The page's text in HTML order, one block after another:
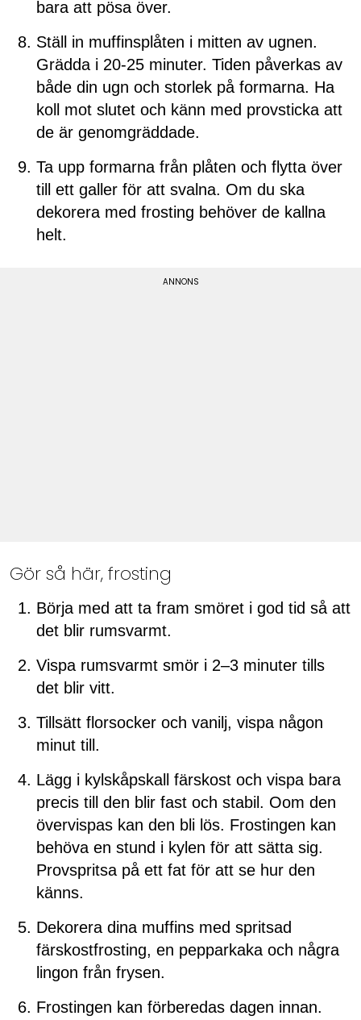
bara att pösa över.
Ställ in muffinsplåten i mitten av ugnen.
Grädda i 20-25 minuter. Tiden påverkas av
både din ugn och storlek på formarna. Ha
koll mot slutet och känn med provsticka att
de är genomgräddade.
Ta upp formarna från plåten och flytta över
till ett galler för att svalna. Om du ska
dekorera med frosting behöver de kallna
helt.
Gör så här, frosting
Börja med att ta fram smöret i god tid så att
det blir rumsvarmt.
Vispa rumsvarmt smör i 2–3 minuter tills
det blir vitt.
Tillsätt florsocker och vanilj, vispa någon
minut till.
Lägg i kylskåpskall färskost och vispa bara
precis till den blir fast och stabil. Oom den
övervispas kan den bli lös. Frostingen kan
behöva en stund i kylen för att sätta sig.
Provspritsa på ett fat för att se hur den
känns.
Dekorera dina muffins med spritsad
färskostfrosting, en pepparkaka och några
lingon från frysen.
Frostingen kan förberedas dagen innan.